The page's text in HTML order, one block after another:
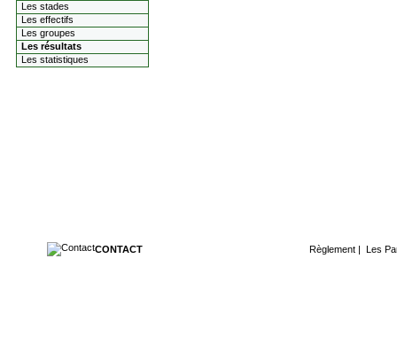
Les stades
Les effectifs
Les groupes
Les résultats
Les statistiques
CONTACT Règlement | Les